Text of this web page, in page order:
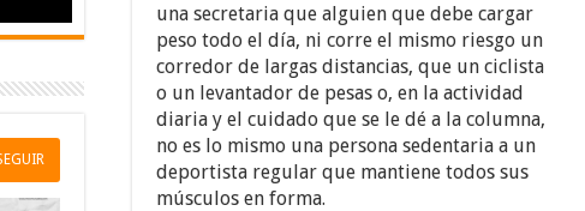
una secretaria que alguien que debe cargar
peso todo el día, ni corre el mismo riesgo un
corredor de largas distancias, que un ciclista
o un levantador de pesas o, en la actividad
diaria y el cuidado que se le dé a la columna,
no es lo mismo una persona sedentaria a un
deportista regular que mantiene todos sus
músculos en forma.